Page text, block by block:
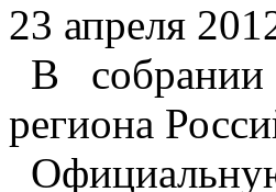
23 апреля
В собрании
региона